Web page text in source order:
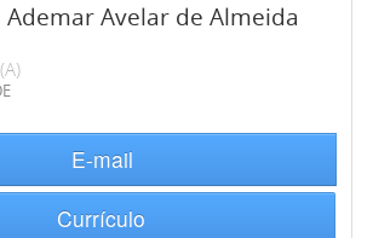
Ademar Avelar de Almeida
E-mail
Currículo